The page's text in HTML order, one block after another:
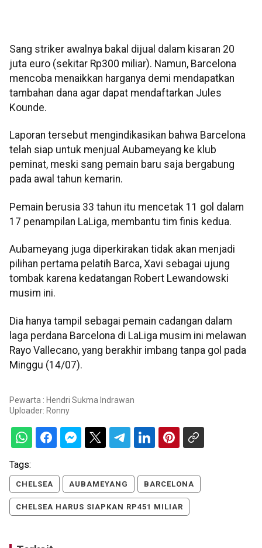
Sang striker awalnya bakal dijual dalam kisaran 20
juta euro (sekitar Rp300 miliar). Namun, Barcelona
mencoba menaikkan harganya demi mendapatkan
tambahan dana agar dapat mendaftarkan Jules
Kounde.
Laporan tersebut mengindikasikan bahwa Barcelona
telah siap untuk menjual Aubameyang ke klub
peminat, meski sang pemain baru saja bergabung
pada awal tahun kemarin.
Pemain berusia 33 tahun itu mencetak 11 gol dalam
17 penampilan LaLiga, membantu tim finis kedua.
Aubameyang juga diperkirakan tidak akan menjadi
pilihan pertama pelatih Barca, Xavi sebagai ujung
tombak karena kedatangan Robert Lewandowski
musim ini.
Dia hanya tampil sebagai pemain cadangan dalam
laga perdana Barcelona di LaLiga musim ini melawan
Rayo Vallecano, yang berakhir imbang tanpa gol pada
Minggu (14/07).
Pewarta : Hendri Sukma Indrawan
Uploader: Ronny
Tags:
CHELSEA AUBAMEYANG BARCELONA
CHELSEA HARUS SIAPKAN RP451 MILIAR